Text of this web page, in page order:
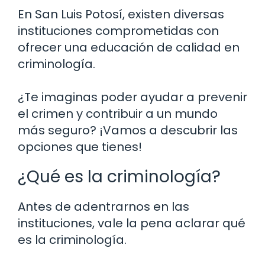
En San Luis Potosí, existen diversas
instituciones comprometidas con
ofrecer una educación de calidad en
criminología.
¿Te imaginas poder ayudar a prevenir
el crimen y contribuir a un mundo
más seguro? ¡Vamos a descubrir las
opciones que tienes!
¿Qué es la criminología?
Antes de adentrarnos en las
instituciones, vale la pena aclarar qué
es la criminología.